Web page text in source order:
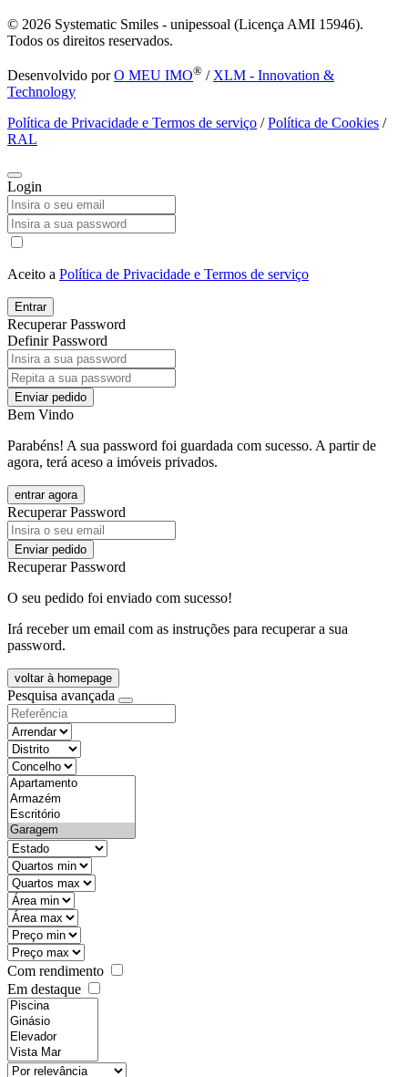
© 2026 Systematic Smiles - unipessoal (Licença AMI 15946).
Todos os direitos reservados.
Desenvolvido porO MEU IMO® / XLM - Innovation &
Technology
Política de Privacidade e Termos de serviço /Política de Cookies /
RAL
Login
Aceito a Política de Privacidade e Termos de serviço
Entrar
Recuperar Password
Definir Password
Enviar pedido
Bem Vindo
Parabéns! A sua password foi guardada com sucesso. A partir de
agora, terá aceso a imóveis privados.
entrar agora
Recuperar Password
Enviar pedido
Recuperar Password
O seu pedido foi enviado com sucesso!
Irá receber um email com as instruções para recuperar a sua
password.
voltar à homepage
Pesquisa avançada
objective
districtId
countyId
types
state
mintypo
maxtypo
minarea
maxarea
minprice
maxprice
Com rendimento
Em destaque
features
realestateOrder